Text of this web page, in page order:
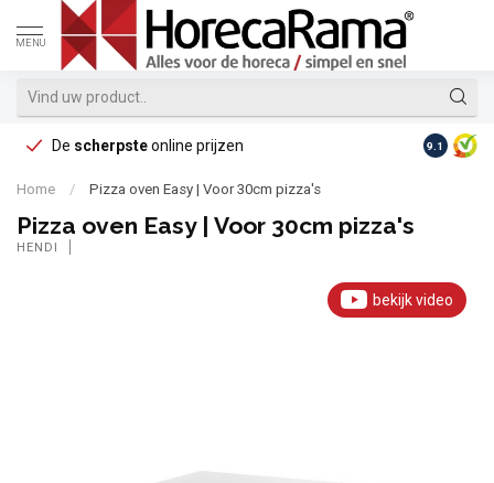
MENU
De scherpsteonline prijzen Op
9.1
Home / Pizza oven Easy | Voor 30cm pizza's
Pizza oven Easy | Voor 30cm pizza's
HENDI
bekijk video